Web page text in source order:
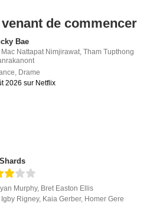
de commencer
Bae
Mac Nattapat Nimjirawat ,Tham Tupthong
Drame
2026 sur Netflix
Murphy, Bret Easton Ellis
Igby Rigney, Kaia Gerber, Homer Gere